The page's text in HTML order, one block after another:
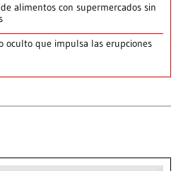
alimentos con supermercados sin
oculto que impulsa las erupciones